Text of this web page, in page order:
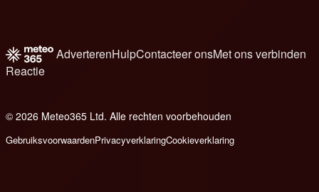
AdverterenHulpContacteer onsMet ons verbinden
Reactie
© 2026 Meteo365 Ltd. Alle rechten voorbehouden
GebruiksvoorwaardenPrivacyverklaringCookieverklaring